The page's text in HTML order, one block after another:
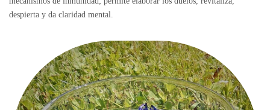
despierta y da claridad mental.